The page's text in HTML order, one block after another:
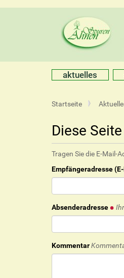
aktuelles
S
e
s
i
n
e
r
Startseite
Diese
Tragen Sie die E-Mail-
Empfängeradresse
Absenderadresse
Kommentar